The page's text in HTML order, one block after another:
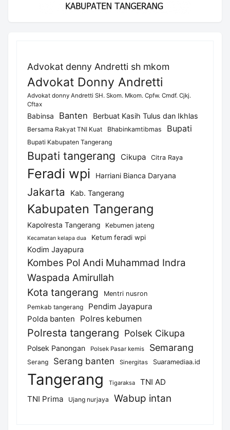
Advokat denny Andretti sh mkom
Advokat Donny Andretti
Advokat donny Andretti SH. Skom. Mkom. Cpfw. Cmdf. Cjkj.
Cftax
Babinsa Banten Berbuat Kasih Tulus dan Ikhlas
Bersama Rakyat TNI Kuat Bhabinkamtibmas Bupati
Bupati Kabupaten Tangerang
Bupati tangerang Cikupa Citra Raya
Feradi wpi Harriani Bianca Daryana
Jakarta Kab. Tangerang
Kabupaten Tangerang
Kapolresta Tangerang Kebumen jateng
Kecamatan kelapa dua Ketum feradi wpi
Kodim Jayapura
Kombes Pol Andi Muhammad Indra
Waspada Amirullah
Kota tangerang
Mentri nusron
Pemkab tangerang
Pendim Jayapura
Polda banten
Polres kebumen
Polresta tangerang Polsek Cikupa
Polsek Panongan Polsek Pasar kemis Semarang
Serang Serang banten Sinergitas Suaramediaa.id
Tangerang Tigaraksa
TNI AD
TNI Prima
Ujang nurjaya Wabup intan